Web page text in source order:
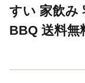
すい 家飲み
BBQ 送料無